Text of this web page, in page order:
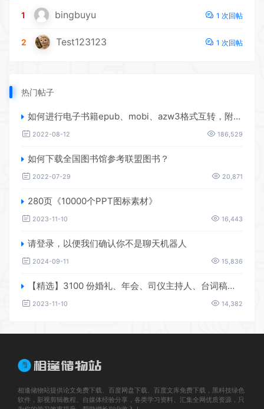
1 bingbuyu 1 次回帖
2 Test123123 1 次回帖
热门帖子
如何进行电子书籍epub、mobi、azw3格式互转，附海量电子书籍资源
2022-08-12 186,529
如何下载全国图书馆参考联盟图书？
2022-07-29 20,871
280页《10000个PPT图标素材》
2023-11-10 16,443
请登录，以便我们确认你不是聊天机器人
2024-09-11 15,836
【精选】3100 份婚礼、年会、司仪主持人、台词稿、节日生日、晚会、开场、开场白素材
2023-11-10 14,382
相逢储物站提供论文免费下载、百度网盘下载、百度文库免费下载，黑科技绿色
软件，影视剪辑教程、自媒体经验分享，各类学习资料、汇集全网优质资源，只